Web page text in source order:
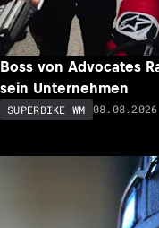
Boss von Advocates
sein Unternehmen
SUPERBIKE WM